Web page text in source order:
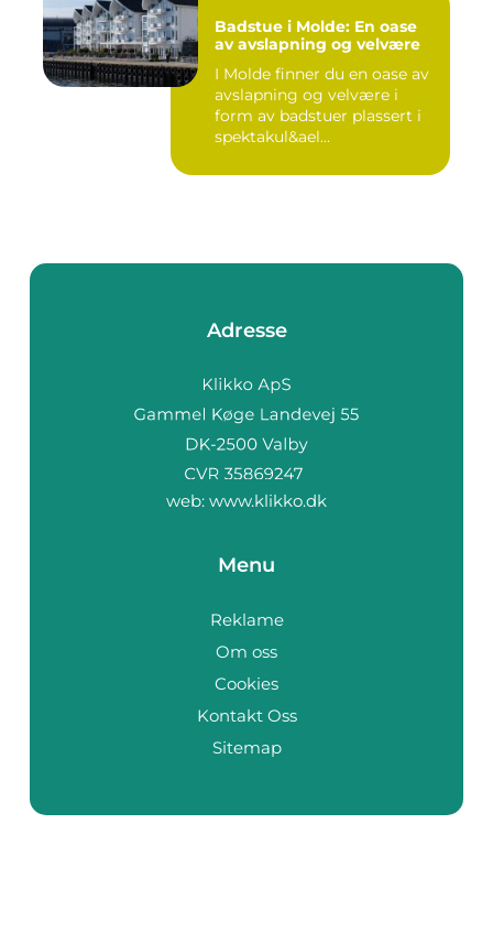
Badstue i Molde: En oase
av avslapning og velvære
I Molde finner du en oase av
avslapning og velvære i
form av badstuer plassert i
spektakul&ael...
Adresse
web: www.klikko.dk
Menu
Reklame
Om oss
Cookies
Kontakt Oss
Sitemap